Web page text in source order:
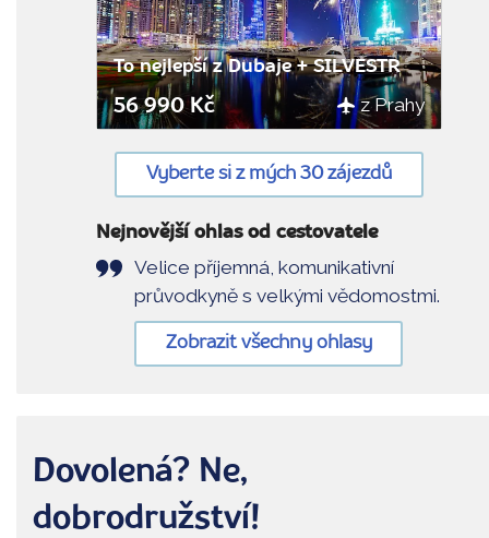
To nejlepší z Dubaje + SILVESTR
56 990 Kč z Prahy
Vyberte si z mých 30 zájezdů
Nejnovější ohlas od cestovatele
Velice příjemná, komunikativní
průvodkyně s velkými vědomostmi.
Zobrazit všechny ohlasy
Dovolená? Ne,
dobrodružství!